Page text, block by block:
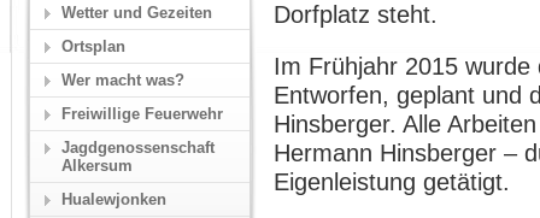
Dorfplatz steht.
Im Frühjahr 2015
Entworfen, geplant und
Hinsberger. Alle
Hermann Hinsberger –
Eigenleistung getätigt.
Wetter und Gezeiten
Ortsplan
Wer macht was?
Freiwillige Feuerwehr
Jagdgenossenschaft
Alkersum
Hualewjonken